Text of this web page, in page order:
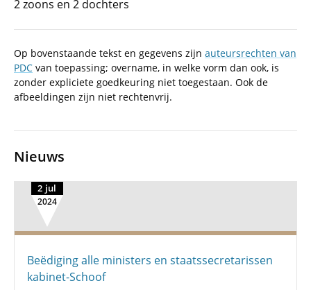
2 zoons en 2 dochters
Op bovenstaande tekst en gegevens zijn auteursrechten van
PDC van toepassing; overname, in welke vorm dan ook, is
zonder expliciete goedkeuring niet toegestaan. Ook de
afbeeldingen zijn niet rechtenvrij.
Nieuws
2 jul
2024
Beëdiging alle ministers en staatssecretarissen
kabinet-Schoof